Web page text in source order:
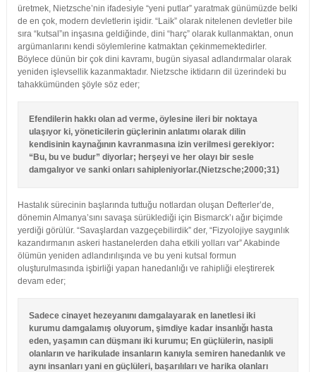
üretmek, Nietzsche’nin ifadesiyle “yeni putlar” yaratmak günümüzde belki
de en çok, modern devletlerin işidir. “Laik” olarak nitelenen devletler bile
sıra “kutsal”ın inşasına geldiğinde, dini “harç” olarak kullanmaktan, onun
argümanlarını kendi söylemlerine katmaktan çekinmemektedirler.
Böylece dünün bir çok dini kavramı, bugün siyasal adlandırmalar olarak
yeniden işlevsellik kazanmaktadır. Nietzsche iktidarın dil üzerindeki bu
tahakkümünden şöyle söz eder;
Efendilerin hakkı olan ad verme, öylesine ileri bir noktaya
ulaşıyor ki, yöneticilerin güçlerinin anlatımı olarak dilin
kendisinin kaynağının kavranmasına izin verilmesi gerekiyor:
“Bu, bu ve budur” diyorlar; herşeyi ve her olayı bir sesle
damgalıyor ve sanki onları sahipleniyorlar.(Nietzsche;2000;31)
Hastalık sürecinin başlarında tuttuğu notlardan oluşan Defterler’de,
dönemin Almanya’sını savaşa sürüklediği için Bismarck’ı ağır biçimde
yerdiği görülür. “Savaşlardan vazgeçebilirdik” der, “Fizyolojiye saygınlık
kazandırmanın askeri hastanelerden daha etkili yolları var” Akabinde
ölümün yeniden adlandırılışında ve bu yeni kutsal formun
oluşturulmasında işbirliği yapan hanedanlığı ve rahipliği eleştirerek
devam eder;
Sadece cinayet hezeyanını damgalayarak en lanetlesi iki
kurumu damgalamış oluyorum, şimdiye kadar insanlığı hasta
eden, yaşamın can düşmanı iki kurumu; En güçlülerin, nasipli
olanların ve harikulade insanların kanıyla semiren hanedanlık ve
aynı insanları yani en güçlüleri, başarılıları ve harika olanları